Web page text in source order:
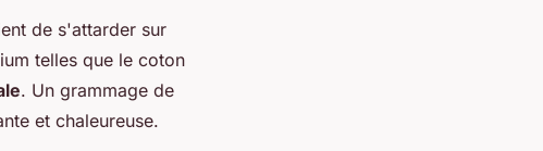
de s'attarder sur
telles que le coton
. Un grammage de
et chaleureuse.